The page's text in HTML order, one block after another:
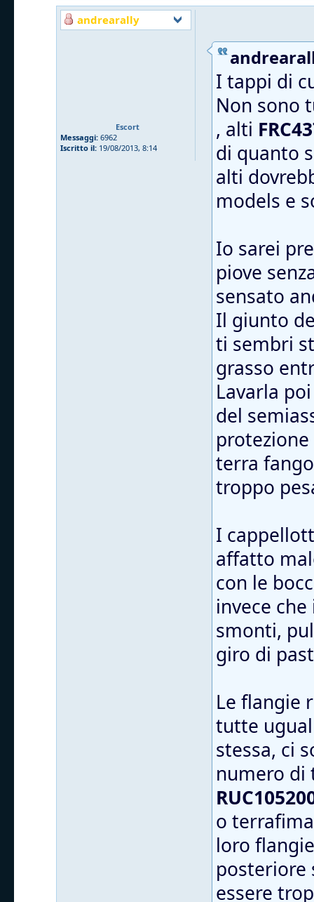
andrearally
Escort
Messaggi: 6962
Iscritto il: 19/08/2013, 8:14
I tappi di
Non sono
, alti
di quanto
alti
models e
Io sarei
piove
sensato
Il giunto
ti sembri
grasso
Lavarla
del
terra
troppo
I
affatto
con le
invece
smonti,
giro di
Le flangie
tutte
stessa, ci
numero
o
loro
posteriore
essere